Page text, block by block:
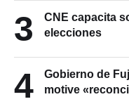
3
CNE capacita
elecciones
4
Gobierno de
motive